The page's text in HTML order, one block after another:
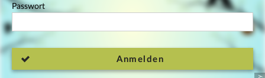
Passwort
Anmelden